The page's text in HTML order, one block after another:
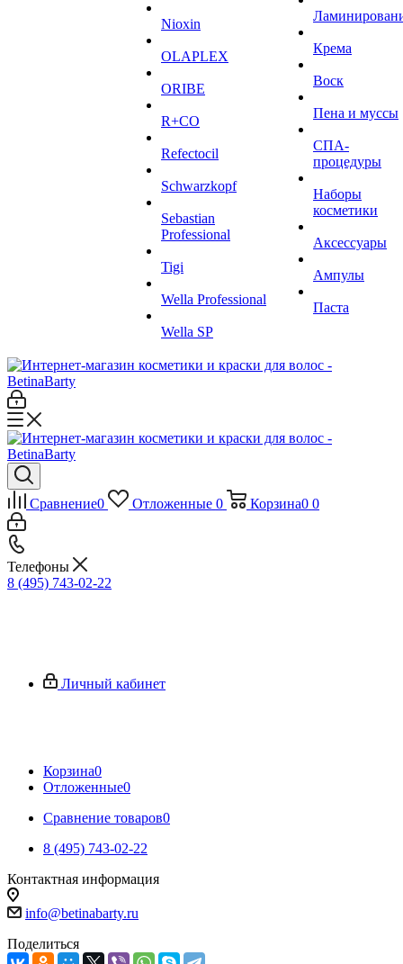
Niохin
OLAPLEX
ORIBE
R+CO
Refectocil
Schwarzkopf
Sebastian
Professional
Tigi
Wella Professional
Wella SP
Крема
Воск
Пена и муссы
СПА-
процедуры
Наборы
косметики
Аксессуары
Ампулы
Паста
Сравнение0 Отложенные 0 Корзина0 0
Телефоны
8 (495) 743-02-22
Личный кабинет
Корзина0
Отложенные0
Сравнение товаров0
8 (495) 743-02-22
Контактная информация
info@betinabarty.ru
Поделиться